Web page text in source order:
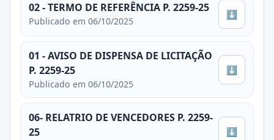
02 - TERMO DE REFERÊNCIA P. 2259-25
Publicado em 06/10/2025
⬇
01 - AVISO DE DISPENSA DE LICITAÇÃO
P. 2259-25
Publicado em 06/10/2025
⬇
06- RELATRIO DE VENCEDORES P. 2259-
25
⬇